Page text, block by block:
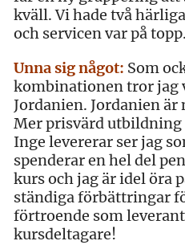
kväll. Vi hade två
och servicen var på topp.
Unna sig något: Som
kombinationen tror jag
Jordanien. Jordanien är
Mer prisvärd utbildning
Inge levererar ser jag
spenderar en hel del
kurs och jag är idel öra
ständiga förbättringar
förtroende som
kursdeltagare!